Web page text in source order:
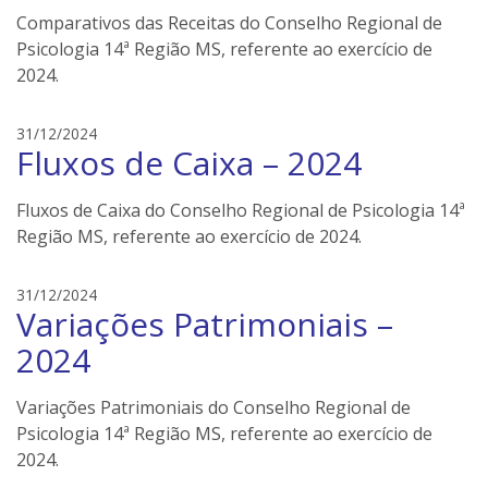
e
i
Comparativos das Receitas do Conselho Regional de
Psicologia 14ª Região MS, referente ao exercício de
2024.
31/12/2024e
d
s
o
n
e
l
e
r
Fluxos de Caixa – 2024
Fluxos de Caixa do Conselho Regional de Psicologia 14ª
Região MS, referente ao exercício de 2024.
31/12/2024e
d
s
e
i
Variações Patrimoniais –
2024
Variações Patrimoniais do Conselho Regional de
Psicologia 14ª Região MS, referente ao exercício de
2024.